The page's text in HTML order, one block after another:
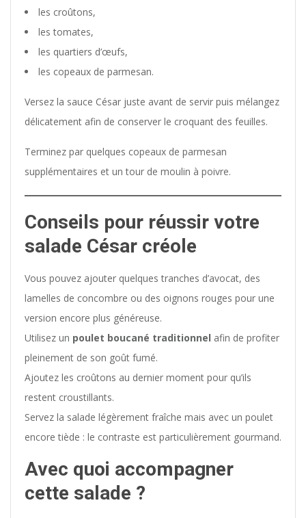
les croûtons,
les tomates,
les quartiers d’œufs,
les copeaux de parmesan.
Versez la sauce César juste avant de servir puis mélangez
délicatement afin de conserver le croquant des feuilles.
Terminez par quelques copeaux de parmesan
supplémentaires et un tour de moulin à poivre.
Conseils pour réussir votre
salade César créole
Vous pouvez ajouter quelques tranches d’avocat, des
lamelles de concombre ou des oignons rouges pour une
version encore plus généreuse.
Utilisez un poulet boucané traditionnel afin de profiter
pleinement de son goût fumé.
Ajoutez les croûtons au dernier moment pour qu’ils
restent croustillants.
Servez la salade légèrement fraîche mais avec un poulet
encore tiède : le contraste est particulièrement gourmand.
Avec quoi accompagner
cette salade ?